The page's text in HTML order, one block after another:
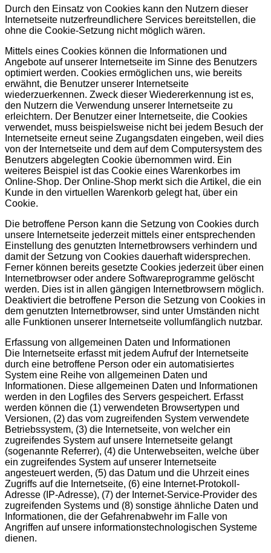
Durch den Einsatz von Cookies kann den Nutzern dieser
Internetseite nutzerfreundlichere Services bereitstellen, die
ohne die Cookie-Setzung nicht möglich wären.
Mittels eines Cookies können die Informationen und
Angebote auf unserer Internetseite im Sinne des Benutzers
optimiert werden. Cookies ermöglichen uns, wie bereits
erwähnt, die Benutzer unserer Internetseite
wiederzuerkennen. Zweck dieser Wiedererkennung ist es,
den Nutzern die Verwendung unserer Internetseite zu
erleichtern. Der Benutzer einer Internetseite, die Cookies
verwendet, muss beispielsweise nicht bei jedem Besuch der
Internetseite erneut seine Zugangsdaten eingeben, weil dies
von der Internetseite und dem auf dem Computersystem des
Benutzers abgelegten Cookie übernommen wird. Ein
weiteres Beispiel ist das Cookie eines Warenkorbes im
Online-Shop. Der Online-Shop merkt sich die Artikel, die ein
Kunde in den virtuellen Warenkorb gelegt hat, über ein
Cookie.
Die betroffene Person kann die Setzung von Cookies durch
unsere Internetseite jederzeit mittels einer entsprechenden
Einstellung des genutzten Internetbrowsers verhindern und
damit der Setzung von Cookies dauerhaft widersprechen.
Ferner können bereits gesetzte Cookies jederzeit über einen
Internetbrowser oder andere Softwareprogramme gelöscht
werden. Dies ist in allen gängigen Internetbrowsern möglich.
Deaktiviert die betroffene Person die Setzung von Cookies in
dem genutzten Internetbrowser, sind unter Umständen nicht
alle Funktionen unserer Internetseite vollumfänglich nutzbar.
Erfassung von allgemeinen Daten und Informationen
Die Internetseite erfasst mit jedem Aufruf der Internetseite
durch eine betroffene Person oder ein automatisiertes
System eine Reihe von allgemeinen Daten und
Informationen. Diese allgemeinen Daten und Informationen
werden in den Logfiles des Servers gespeichert. Erfasst
werden können die (1) verwendeten Browsertypen und
Versionen, (2) das vom zugreifenden System verwendete
Betriebssystem, (3) die Internetseite, von welcher ein
zugreifendes System auf unsere Internetseite gelangt
(sogenannte Referrer), (4) die Unterwebseiten, welche über
ein zugreifendes System auf unserer Internetseite
angesteuert werden, (5) das Datum und die Uhrzeit eines
Zugriffs auf die Internetseite, (6) eine Internet-Protokoll-
Adresse (IP-Adresse), (7) der Internet-Service-Provider des
zugreifenden Systems und (8) sonstige ähnliche Daten und
Informationen, die der Gefahrenabwehr im Falle von
Angriffen auf unsere informationstechnologischen Systeme
dienen.